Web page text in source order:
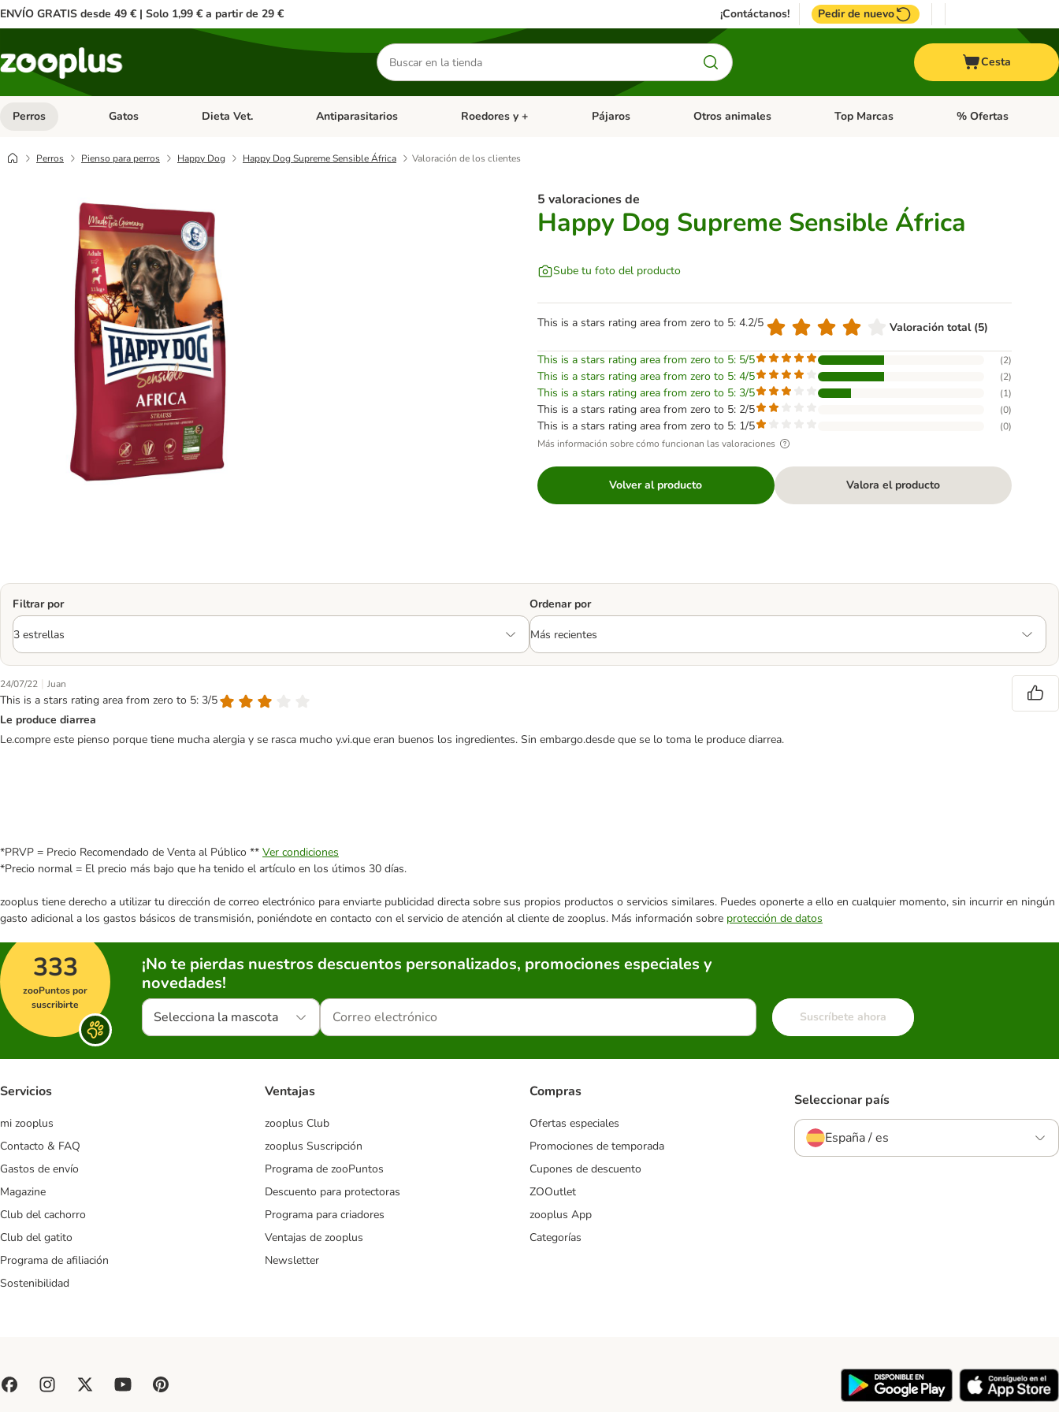
ENVÍO GRATIS desde 49 € | Solo 1,99 € a partir de 29 € ¡Contáctanos! Pedir de nuevo
Buscar
productos
Cesta
Perros Menú de categoria abierto: Perros
Gatos Menú de categoria abierto: Gatos
Dieta Vet. Menú de categoria abierto: Dieta Vet.
Antiparasitarios Menú de categoria abierto: Antiparasitarios
Roedores y + Menú de categoria abierto: Roedores y +
Pájaros Menú de categoria abierto: Pájaros
Otros animales Menú de categoria abierto: Otros animales
Top Marcas Menú de categoria
% Ofertas
Perros Pienso para perros Happy Dog Happy Dog Supreme Sensible África Valoración de los clientes
5 valoraciones de
Happy Dog Supreme Sensible África
Sube tu foto del producto
This is a stars rating area from zero to 5: 4.2/5 Valoración total (5)
This is a stars rating area from zero to 5: 5/5 (2)
This is a stars rating area from zero to 5: 4/5 (2)
This is a stars rating area from zero to 5: 3/5 (1)
This is a stars rating area from zero to 5: 2/5 (0)
This is a stars rating area from zero to 5: 1/5 (0)
Más información sobre cómo funcionan las valoraciones
Volver al producto Valora el producto
Filtrar por Ordenar por
24/07/22 | Juan
This is a stars rating area from zero to 5: 3/5
Le produce diarrea
Le.compre este pienso porque tiene mucha alergia y se rasca mucho y.vi.que eran buenos los ingredientes. Sin embargo.desde que se lo toma le produce diarrea.
*PRVP = Precio Recomendado de Venta al Público ** Ver condiciones
*Precio normal = El precio más bajo que ha tenido el artículo en los útimos 30 días.
zooplus tiene derecho a utilizar tu dirección de correo electrónico para enviarte publicidad directa sobre sus propios productos o servicios similares. Puedes oponerte a ello en cualquier momento, sin incurrir en ningún
gasto adicional a los gastos básicos de transmisión, poniéndote en contacto con el servicio de atención al cliente de zooplus. Más información sobre protección de datos
333
zooPuntos por
suscribirte
¡No te pierdas nuestros descuentos personalizados, promociones especiales y
novedades!
Selecciona la mascota Suscríbete ahora
Servicios
mi zooplus
Contacto & FAQ
Gastos de envío
Magazine
Club del cachorro
Club del gatito
Programa de afiliación
Sostenibilidad
Ventajas
zooplus Club
zooplus Suscripción
Programa de zooPuntos
Descuento para protectoras
Programa para criadores
Ventajas de zooplus
Newsletter
Compras
Ofertas especiales
Promociones de temporada
Cupones de descuento
ZOOutlet
zooplus App
Categorías
Seleccionar país
España / es